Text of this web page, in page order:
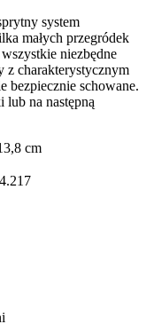
system
małych przegródek
niezbędne
z charakterystycznym
bezpiecznie schowane.
na następną
cm